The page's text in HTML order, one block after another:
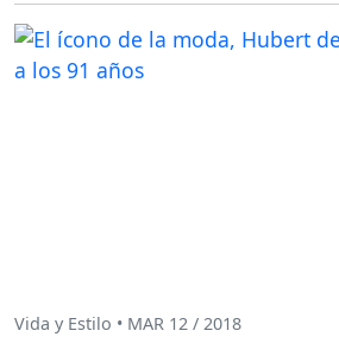
Vida y Estilo • MAR 12 / 2018